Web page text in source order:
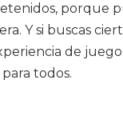
porque
Y si buscas
de
todos.